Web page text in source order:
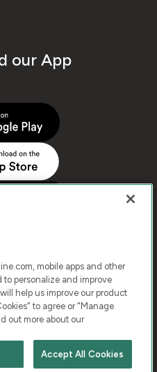
Chat with us
our App
FINANCE HOUSE. ALL
Privacy Policy
mobile apps and other
to personalize and improve
help us improve our product
to agree or "Manage
out more about our
Accept All Cookies